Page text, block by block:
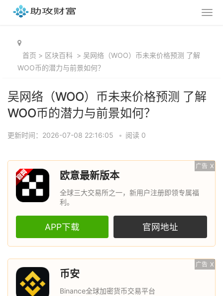
首页 > 区块百科 > 吴网络（WOO）币未来价格预测 了解
WOO币的潜力与前景如何？
吴网络（WOO）币未来价格预测 了解
WOO币的潜力与前景如何？
更新时间：2026-07-08 22:16:05 • 阅读 0
广告 X
欧意最新版本
全球三大交易所之一，新用户注册即领专属福
利。
APP下载 官网地址
广告 X
币安
Binance全球加密货币交易平台